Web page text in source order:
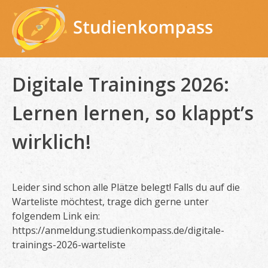
content
Digitale Trainings 2026:
Lernen lernen, so klappt’s
wirklich!
Leider sind schon alle Plätze belegt! Falls du auf die
Warteliste möchtest, trage dich gerne unter
folgendem Link ein:
https://anmeldung.studienkompass.de/digitale-
trainings-2026-warteliste